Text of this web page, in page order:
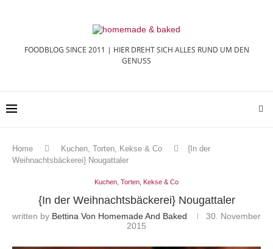
FOODBLOG SINCE 2011 | HIER DREHT SICH ALLES RUND UM DEN
GENUSS
Home Kuchen, Torten, Kekse & Co
{In der
Weihnachtsbäckerei} Nougattaler
Kuchen, Torten, Kekse & Co
{In der Weihnachtsbäckerei} Nougattaler
written by Bettina Von Homemade And Baked
30. November
2015